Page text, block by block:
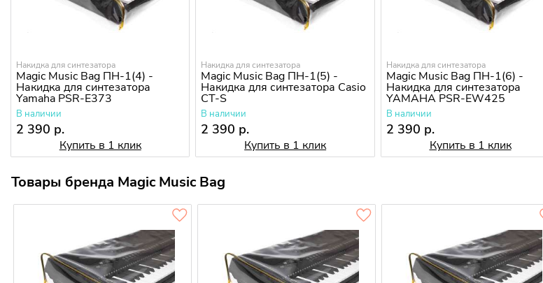
Накидка для синтезатора
Magic Music Bag ПН-1(4) -
Накидка для синтезатора
Yamaha PSR-E373
В наличии
2 390 р.
Купить в 1 клик
Накидка для синтезатора
Magic Music Bag ПН-1(5) -
Накидка для синтезатора Casio
CT-S
В наличии
2 390 р.
Купить в 1 клик
Накидка для синтезатора
Magic Music Bag ПН-1(6) -
Накидка для синтезатора
YAMAHA PSR-EW425
В наличии
2 390 р.
Купить в 1 клик
Товары бренда Magic Music Bag